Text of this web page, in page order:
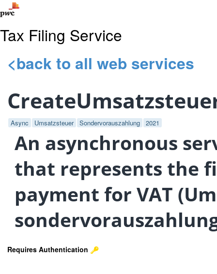
Tax Filing Service
<back to all web services
Async Umsatzsteuer Sondervorauszahlung 2021
An asynchronous
that represents the
payment for VAT
Requires Authentication